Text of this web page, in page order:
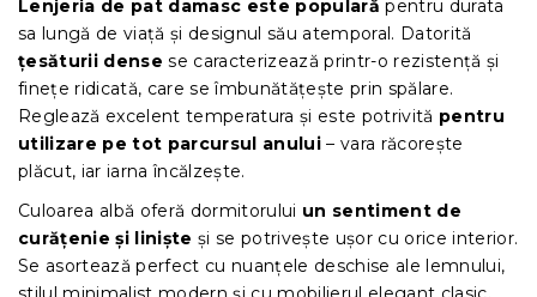
Lenjeria de pat damasc este populară pentru durata
sa lungă de viață și designul său atemporal. Datorită
țesăturii dense se caracterizează printr-o rezistență și
finețe ridicată, care se îmbunătățește prin spălare.
Reglează excelent temperatura și este potrivită pentru
utilizare pe tot parcursul anului – vara răcorește
plăcut, iar iarna încălzește.
Culoarea albă oferă dormitorului un sentiment de
curățenie și liniște și se potrivește ușor cu orice interior.
Se asortează perfect cu nuanțele deschise ale lemnului,